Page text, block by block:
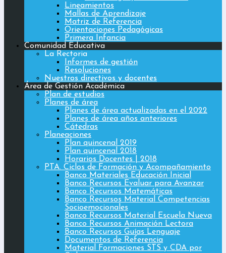
Lineamientos
Mallas de Aprendizaje
Matriz de Referencia
Orientaciones Pedagógicas
Primera Infancia
Comunidad Educativa
La Rectoria
Informes de gestión
Resoluciones
Nuestros directivos y docentes
Área de Gestión Académica
Plan de estudios
Planes de área
Planes de área actualizadas en el 2022
Planes de área años anteriores
Cátedras
Planeaciones
Plan quincenal 2019
Plan quincenal 2018
Horarios Docentes | 2018
PTA. Ciclos de Formación y Acompañamiento
Banco Materiales Educación Inicial
Banco Recursos Evaluar para Avanzar
Banco Recursos Matemáticas
Banco Recursos Material Competencias
Socioemocionales
Banco Recursos Material Escuela Nueva
Banco Recursos Animación Lectora
Banco Recursos Guías Lenguaje
Documentos de Referencia
Material Formaciones STS y CDA por